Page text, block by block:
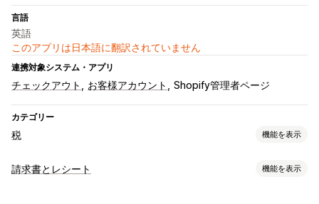
言語
英語
このアプリは日本語に翻訳されていません
連携対象システム・アプリ
チェックアウト お客様アカウント Shopify管理者ページ
カテゴリー
税 機能を表示
負債追跡
請求書とレシート 機能を表示